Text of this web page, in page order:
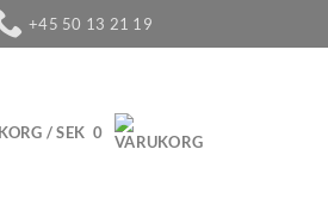
+45 50 13 21 19
/SEK 0